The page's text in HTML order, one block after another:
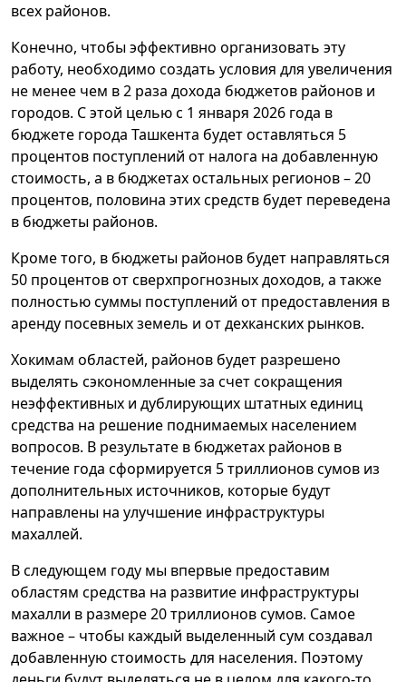
всех районов.
Конечно, чтобы эффективно организовать эту
работу, необходимо создать условия для увеличения
не менее чем в 2 раза дохода бюджетов районов и
городов. С этой целью с 1 января 2026 года в
бюджете города Ташкента будет оставляться 5
процентов поступлений от налога на добавленную
стоимость, а в бюджетах остальных регионов – 20
процентов, половина этих средств будет переведена
в бюджеты районов.
Кроме того, в бюджеты районов будет направляться
50 процентов от сверхпрогнозных доходов, а также
полностью суммы поступлений от предоставления в
аренду посевных земель и от дехканских рынков.
Хокимам областей, районов будет разрешено
выделять сэкономленные за счет сокращения
неэффективных и дублирующих штатных единиц
средства на решение поднимаемых населением
вопросов. В результате в бюджетах районов в
течение года сформируется 5 триллионов сумов из
дополнительных источников, которые будут
направлены на улучшение инфраструктуры
махаллей.
В следующем году мы впервые предоставим
областям средства на развитие инфраструктуры
махалли в размере 20 триллионов сумов. Самое
важное – чтобы каждый выделенный сум создавал
добавленную стоимость для населения. Поэтому